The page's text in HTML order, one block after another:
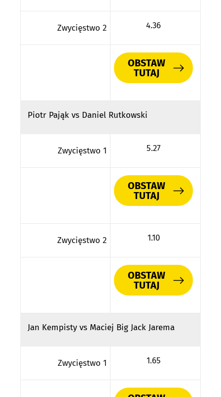
Zwycięstwo 2 4.36
OBSTAW
TUTAJ
Piotr Pająk vs Daniel Rutkowski
Zwycięstwo 1 5.27
OBSTAW
TUTAJ
Zwycięstwo 2 1.10
OBSTAW
TUTAJ
Jan Kempisty vs Maciej Big Jack Jarema
Zwycięstwo 1 1.65